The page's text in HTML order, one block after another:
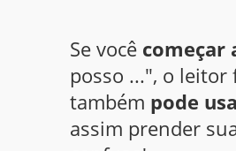
Se você começar
posso ...", o leitor
também pode
assim prender